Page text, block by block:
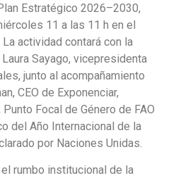
Estratégico 2026–2030,
11 a las 11 h en el
actividad contará con la
Sayago, vicepresidenta
junto al acompañamiento
CEO de Exponenciar,
Focal de Género de FAO
del Año Internacional de la
por Naciones Unidas.
rumbo institucional de la